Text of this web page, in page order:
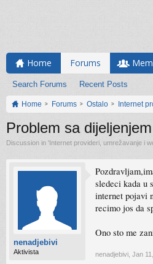
Home Forums
Search Forums Recent Posts
Home Forums Ostalo Internet
Problem sa
Discussion in 'Internet provideri, umrežavanje i
nenadjebivi
Aktivista
sledeci kada u
internet pojavi
recimo jos da
Ono sto me
nenadjebivi Jan